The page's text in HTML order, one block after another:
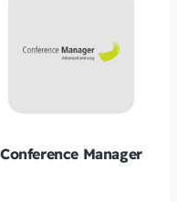
Conference Manager